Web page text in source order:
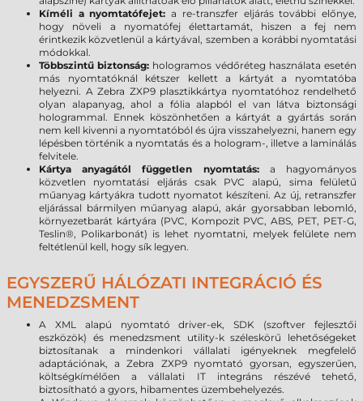
Kíméli a nyomtatófejet:a re-transzfer eljárás további előnye,
hogy növeli a nyomatófej élettartamát, hiszen a fej nem
érintkezik közvetlenül a kártyával, szemben a korábbi nyomtatási
módokkal.
Többszintű biztonság: hologramos védőréteg használata esetén
más nyomtatóknál kétszer kellett a kártyát a nyomtatóba
helyezni. A Zebra ZXP9 plasztikkártya nyomtatóhoz rendelhető
olyan alapanyag, ahol a fólia alapból el van látva biztonsági
hologrammal. Ennek köszönhetően a kártyát a gyártás során
nem kell kivenni a nyomtatóból és újra visszahelyezni, hanem egy
lépésben történik a nyomtatás és a hologram-, illetve a laminálás
felvitele.
Kártya anyagától független nyomtatás: a hagyományos
közvetlen nyomtatási eljárás csak PVC alapú, sima felületű
műanyag kártyákra tudott nyomatot készíteni. Az új, retranszfer
eljárással bármilyen műanyag alapú, akár gyorsabban lebomló,
környezetbarát kártyára (PVC, Kompozit PVC, ABS, PET, PET-G,
Teslin®, Polikarbonát) is lehet nyomtatni, melyek felülete nem
feltétlenül kell, hogy sík legyen.
EGYSZERŰ HÁLÓZATI INTEGRÁCIÓ ÉS
MENEDZSMENT
A XML alapú nyomtató driver-ek, SDK (szoftver fejlesztői
eszközök) és menedzsment utility-k széleskörű lehetőségeket
biztosítanak a mindenkori vállalati igényeknek megfelelő
adaptációnak, a Zebra ZXP9 nyomtató gyorsan, egyszerűen,
költségkímélően a vállalati IT integráns részévé tehető,
biztosítható a gyors, hibamentes üzembehelyezés.